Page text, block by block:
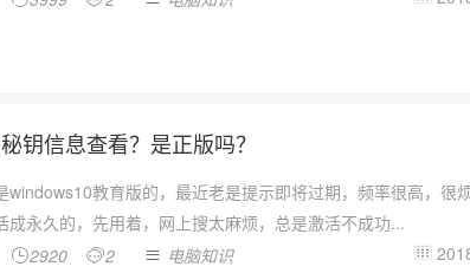
钥信息查看？是正版吗？
windows10教育版的，最近老是提示即将过期，频率很高，很
成永久的，先用着，网上搜太麻烦，总是激活不成功...
2920 2  电脑知识 